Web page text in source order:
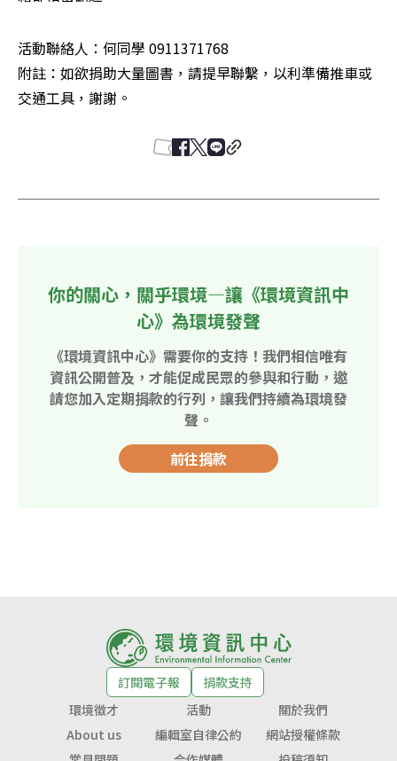
活動聯絡人：何同學 0911371768
附註：如欲捐助大量圖書，請提早聯繫，以利準備推車或
交通工具，謝謝。
你的關心，關乎環境—讓《環境資訊中
心》為環境發聲
《環境資訊中心》需要你的支持！我們相信唯有
資訊公開普及，才能促成民眾的參與和行動，邀
請您加入定期捐款的行列，讓我們持續為環境發
聲。
前往捐款
訂閱電子報
捐款支持
環境徵才
活動
關於我們
About us
編輯室自律公約
網站授權條款